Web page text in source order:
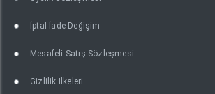
İptal İade Değişim
Mesafeli Satış Sözleşmesi
Gizlilik İlkeleri